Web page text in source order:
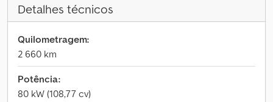
Detalhes técnicos
Quilometragem:
2 660 km
Potência:
80 kW (108,77 cv)